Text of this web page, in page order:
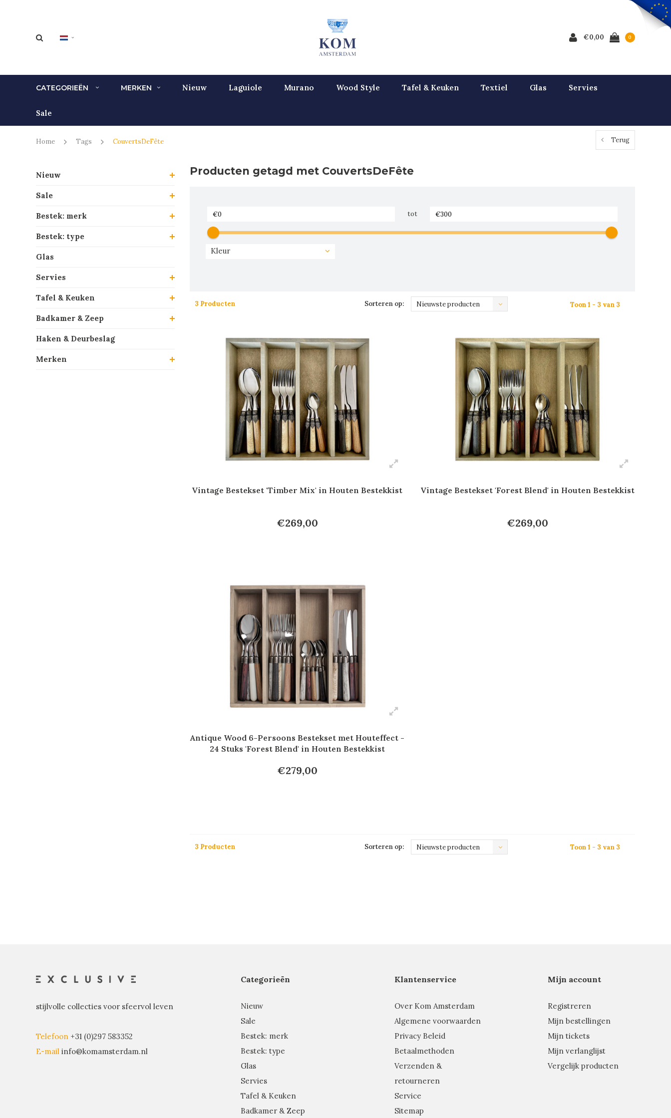
€0,00 0
CATEGORIEËN MERKEN Nieuw Laguiole Murano Wood Style Tafel & Keuken Textiel Glas Servies
Sale
Home Tags CouvertsDeFête Terug
Nieuw
Sale
Bestek: merk
Bestek: type
Glas
Servies
Tafel & Keuken
Badkamer & Zeep
Haken & Deurbeslag
Merken
Producten getagd met CouvertsDeFête
tot
Kleur
3 Producten Sorteren op: Nieuwste producten Toon 1 - 3 van 3
Vintage Bestekset 'Timber Mix' in Houten Bestekkist
€269,00
Vintage Bestekset 'Forest Blend' in Houten Bestekkist
€269,00
Antique Wood 6-Persoons Bestekset met Houteffect -
24 Stuks 'Forest Blend' in Houten Bestekkist
€279,00
3 Producten Sorteren op: Nieuwste producten Toon 1 - 3 van 3
stijlvolle collecties voor sfeervol leven
Telefoon +31 (0)297 583352
E-mail info@komamsterdam.nl
Categorieën
Nieuw
Sale
Bestek: merk
Bestek: type
Glas
Servies
Tafel & Keuken
Badkamer & Zeep
Klantenservice
Over Kom Amsterdam
Algemene voorwaarden
Privacy Beleid
Betaalmethoden
Verzenden &
retourneren
Service
Sitemap
Mijn account
Registreren
Mijn bestellingen
Mijn tickets
Mijn verlanglijst
Vergelijk producten